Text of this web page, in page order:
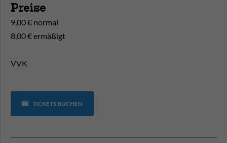
Preise
9,00 € normal
8,00 € ermäßigt
VVK
TICKETS BUCHEN